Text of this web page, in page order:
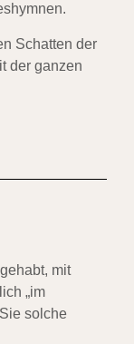
Schatten der
der ganzen
mit
„im
solche